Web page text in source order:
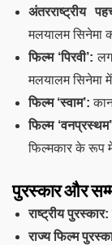
अंतरराष्ट्रीय
मलयालम सिनेमा
फिल्म ‘पिरवी’:
मलयालम सिनेमा
फिल्म ‘स्वाम’:
फिल्म
फिल्मकार के रूप
पुरस्कार और
राष्ट्रीय पुरस्कार:
राज्य फिल्म